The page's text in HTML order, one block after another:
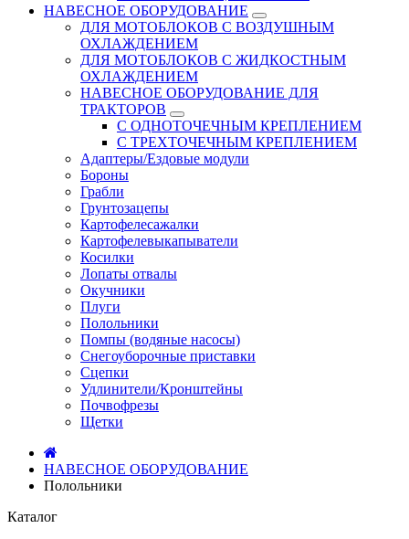
НАВЕСНОЕ ОБОРУДОВАНИЕ
ДЛЯ МОТОБЛОКОВ С ВОЗДУШНЫМ
ОХЛАЖДЕНИЕМ
ДЛЯ МОТОБЛОКОВ С ЖИДКОСТНЫМ
ОХЛАЖДЕНИЕМ
НАВЕСНОЕ ОБОРУДОВАНИЕ ДЛЯ
ТРАКТОРОВ
С ОДНОТОЧЕЧНЫМ КРЕПЛЕНИЕМ
С ТРЕХТОЧЕЧНЫМ КРЕПЛЕНИЕМ
Адаптеры/Ездовые модули
Бороны
Грабли
Грунтозацепы
Картофелесажалки
Картофелевыкапыватели
Косилки
Лопаты отвалы
Окучники
Плуги
Полольники
Помпы (водяные насосы)
Снегоуборочные приставки
Сцепки
Удлинители/Кронштейны
Почвофрезы
Щетки
НАВЕСНОЕ ОБОРУДОВАНИЕ
Полольники
Каталог